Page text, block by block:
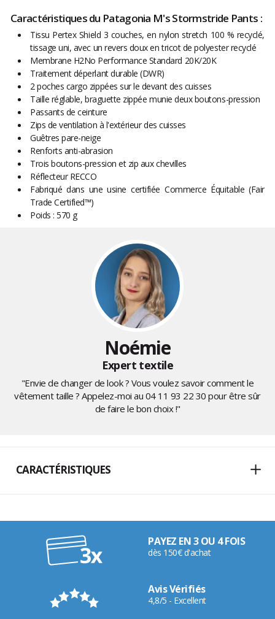
Caractéristiques du Patagonia M's Stormstride Pants :
Tissu Pertex Shield 3 couches, en nylon stretch 100 % recyclé,
tissage uni, avec un revers doux en tricot de polyester recyclé
Membrane H2No Performance Standard 20K/20K
Traitement déperlant durable (DWR)
2 poches cargo zippées sur le devant des cuisses
Taille réglable, braguette zippée munie deux boutons-pression
Passants de ceinture
Zips de ventilation à l'extérieur des cuisses
Guêtres pare-neige
Renforts anti-abrasion
Trois boutons-pression et zip aux chevilles
Réflecteur RECCO
Fabriqué dans une usine certifiée Commerce Équitable (Fair
Trade Certified™)
Poids : 570 g
Noémie
Expert textile
"Envie de changer de look ? Vous voulez savoir comment le
vêtement taille ? Appelez-moi au 04 11 93 22 30 pour être sûr
de faire le bon choix !"
CARACTÉRISTIQUES
PAYEZ EN 3 OU 4 FOIS
dès 150€ d'achat
Avis Vérifiés
4,8/5 - Excellent